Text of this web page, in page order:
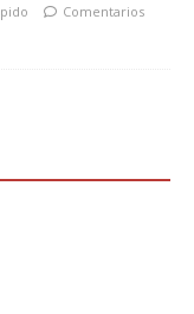
Comentarios